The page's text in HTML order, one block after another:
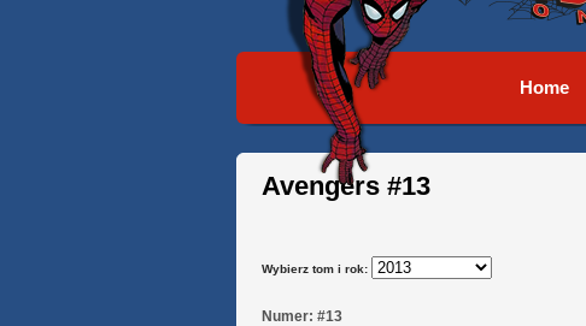
Home
Avengers #13
Wybierz tom i rok:
Numer: #13